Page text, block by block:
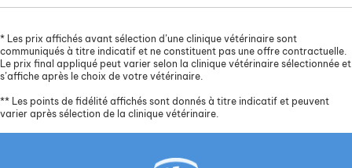
* Les prix affichés avant sélection d’une clinique vétérinaire sont
communiqués à titre indicatif et ne constituent pas une offre contractuelle.
Le prix final appliqué peut varier selon la clinique vétérinaire sélectionnée et
s’affiche après le choix de votre vétérinaire.
** Les points de fidélité affichés sont donnés à titre indicatif et peuvent
varier après sélection de la clinique vétérinaire.